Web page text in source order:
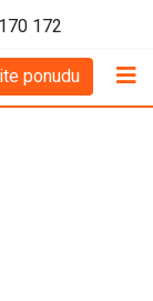
172
ponudu